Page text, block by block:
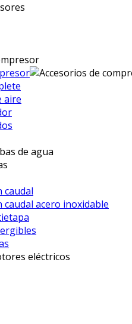
aire
caudal
caudal acero inoxidable